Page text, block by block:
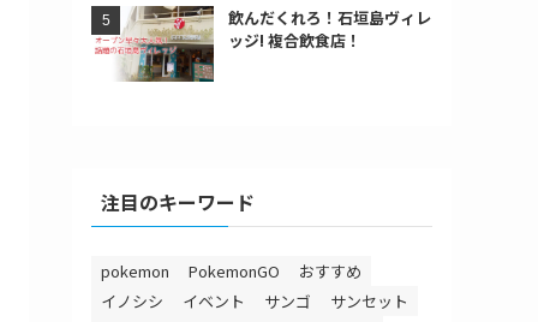
飲んだくれろ！石垣島ヴィレ
ッジ! 複合飲食店！
注目のキーワード
pokemon PokemonGO
おすすめ
イノシシ
イベント サンゴ
サンセット